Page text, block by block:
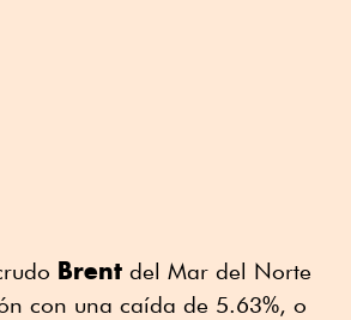
Brent del Mar del Norte
con una caída de 5.63%, o